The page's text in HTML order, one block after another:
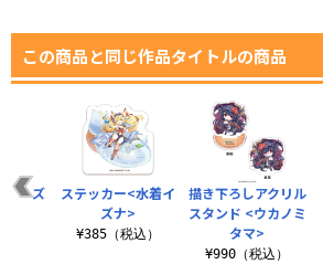
この商品と同じ作品タイトルの商品
描き下ろしアクリル
スタンド <ウカノミ
タマ>
¥990（税込）
着イズ
ステッカー<水着イ
ズナ>
¥385（税込）